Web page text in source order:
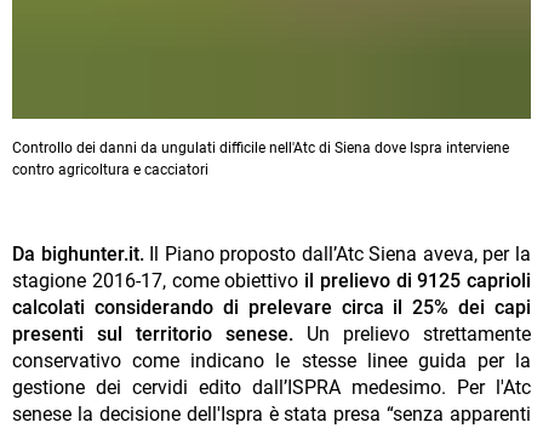
Controllo dei danni da ungulati difficile nell'Atc di Siena dove Ispra interviene
contro agricoltura e cacciatori
Da bighunter.it.
Il Piano proposto dall’Atc Siena aveva, per la
stagione 2016-17, come obiettivo il prelievo di 9125 caprioli
calcolati considerando di prelevare circa il 25% dei capi
presenti sul territorio senese. Un prelievo strettamente
conservativo come indicano le stesse linee guida per la
gestione dei cervidi edito dall’ISPRA medesimo. Per l'Atc
senese la decisione dell'Ispra è stata presa “senza apparenti